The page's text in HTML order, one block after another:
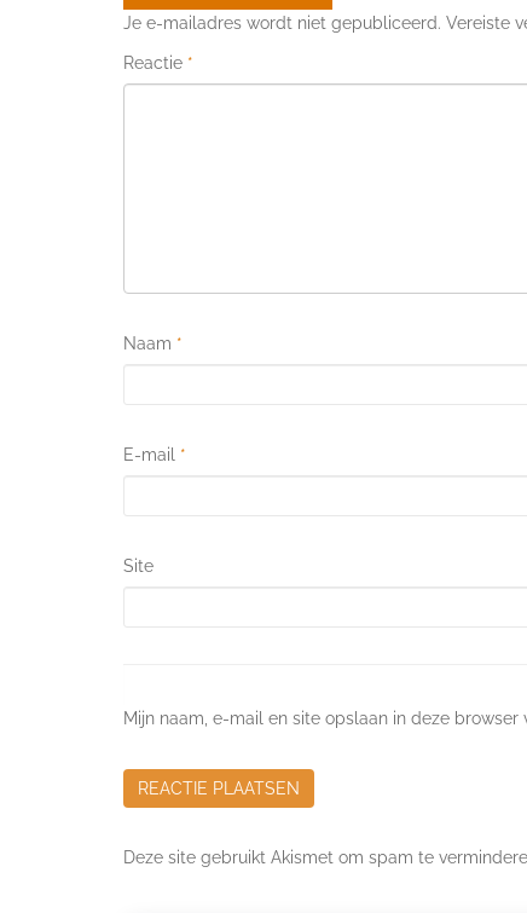
Je e-mailadres wordt niet gepubliceerd. Vereiste
Reactie *
Naam *
E-mail *
Site
Mijn naam, e-mail en site opslaan in deze
Deze site gebruikt Akismet om spam te